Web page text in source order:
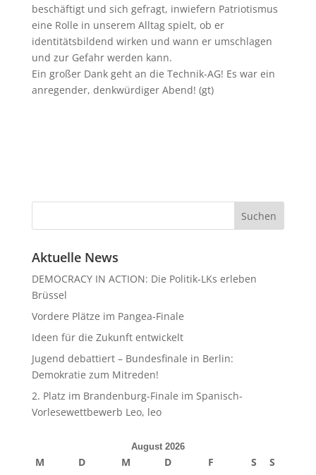
beschäftigt und sich gefragt, inwiefern Patriotismus
eine Rolle in unserem Alltag spielt, ob er
identitätsbildend wirken und wann er umschlagen
und zur Gefahr werden kann.
Ein großer Dank geht an die Technik-AG! Es war ein
anregender, denkwürdiger Abend! (gt)
Aktuelle News
DEMOCRACY IN ACTION: Die Politik-LKs erleben
Brüssel
Vordere Plätze im Pangea-Finale
Ideen für die Zukunft entwickelt
Jugend debattiert – Bundesfinale in Berlin:
Demokratie zum Mitreden!
2. Platz im Brandenburg-Finale im Spanisch-
Vorlesewettbewerb Leo, leo
August 2026
M D M D F S
S